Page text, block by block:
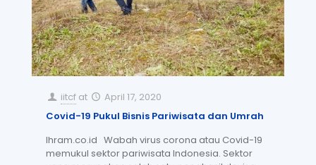
iitcf at
April 17, 2020
Covid-19 Pukul Bisnis Pariwisata dan Umrah
Ihram.co.id Wabah virus corona atau Covid-19
memukul sektor pariwisata Indonesia. Sektor